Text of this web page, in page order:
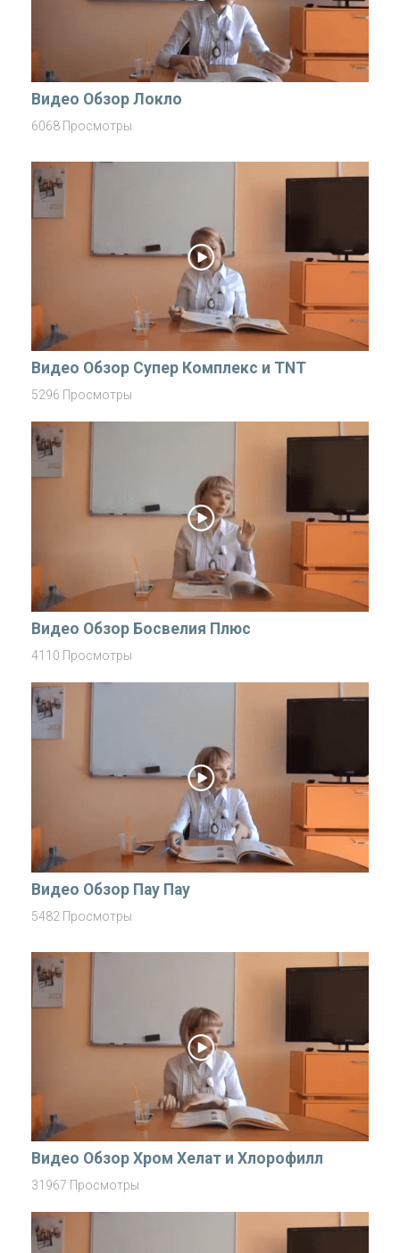
Видео Обзор Локло
6068 Просмотры
Видео Обзор Супер Комплекс и TNT
5296 Просмотры
Видео Обзор Босвелия Плюс
4110 Просмотры
Видео Обзор Пау Пау
5482 Просмотры
Видео Обзор Хром Хелат и Хлорофилл
31967 Просмотры